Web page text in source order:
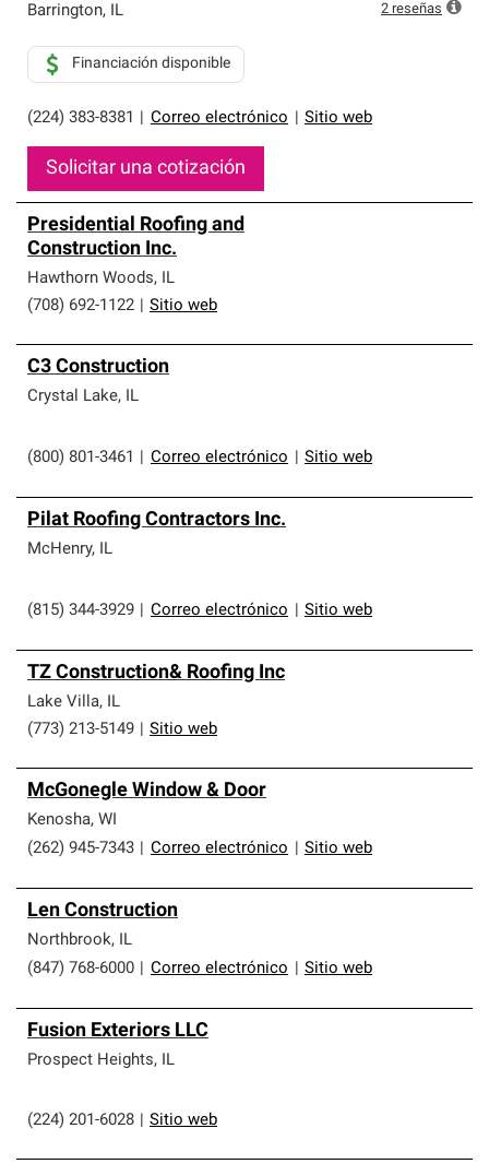
Barrington, IL
(224) 383-8381 Correo electrónico Sitio web
Financiación disponible
Solicitar una cotización
2 reseñas
Presidential Roofing and
Construction Inc.
Hawthorn Woods, IL
(708) 692-1122
Sitio web
C3 Construction
Crystal Lake, IL
(800) 801-3461 Correo electrónico Sitio web
Pilat Roofing Contractors Inc.
McHenry, IL
(815) 344-3929 Correo electrónico Sitio web
TZ Construction& Roofing Inc
Lake Villa, IL
(773) 213-5149
Sitio web
McGonegle Window & Door
Kenosha, WI
(262) 945-7343
Correo electrónico Sitio web
Len Construction
Northbrook, IL
(847) 768-6000
Correo electrónico Sitio web
Fusion Exteriors LLC
Prospect Heights, IL
(224) 201-6028 Sitio web